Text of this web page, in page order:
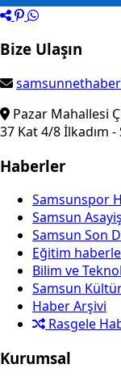
Bize Ulaşın
Pazar Mahallesi
37 Kat 4/8 İlkadım -
Haberler
Samsunspor
Samsun
Samsun Son
Eğitim
Bilim ve
Samsun
Haber Arşivi
Rasgele
Kurumsal